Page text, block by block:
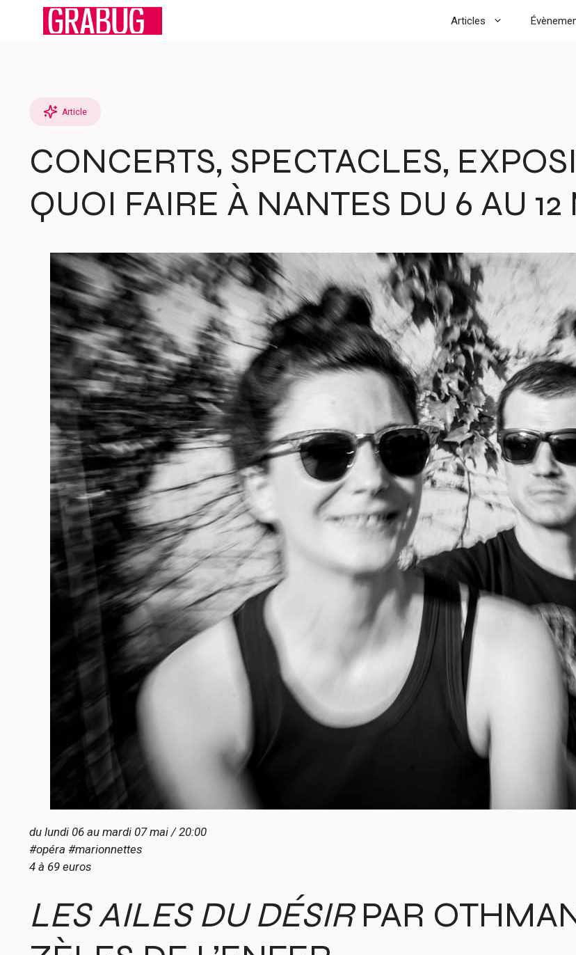
Articles
Article
CONCERTS, SPECTACLES,
QUOI FAIRE À NANTES DU 6 AU
du lundi 06 au mardi 07 mai / 20:00
#opéra #marionnettes
4 à 69 euros
LES AILES DU DÉSIRPAR